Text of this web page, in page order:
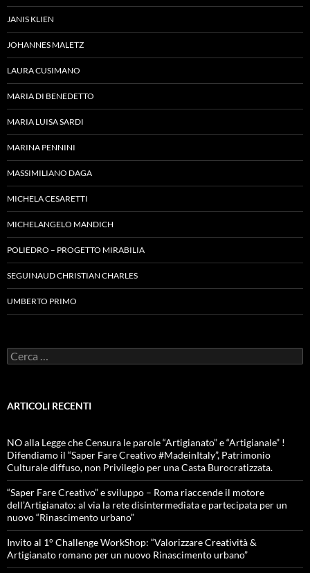
JANIS KLIEN
JOHANNES MALETZ
LAURA CUSIMANO
MARIA DI BENEDETTO
MARIA LUISA SARDI
MARINA PENNINI
MASSIMILIANO DAGA
MICHELA CESARETTI
MICHELANGELO MANDICH
POLIEDRO – PROGETTO MIRABILIA
SEGUINAUD CHRISTIAN CHARLES
UMBERTO PRIMO
Ricerca
per:
ARTICOLI RECENTI
NO alla Legge che Censura le parole “Artigianato” e “Artigianale” !
Difendiamo il “Saper Fare Creativo #MadeinItaly”, Patrimonio
Culturale diffuso, non Privilegio per una Casta Burocratizzata.
“Saper Fare Creativo” e sviluppo – Roma riaccende il motore
dell’Artigianato: al via la rete disintermediata e partecipata per un
nuovo “Rinascimento urbano”
Invito al 1° Challenge WorkShop: “Valorizzare Creatività &
Artigianato romano per un nuovo Rinascimento urbano”